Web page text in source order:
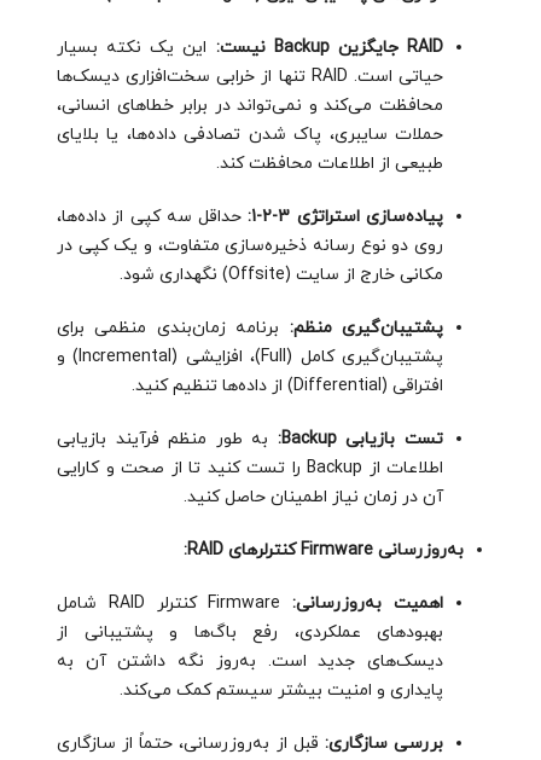
RAID جایگزین Backup نیست:
این یک نکته بسیار
حیاتی است. RAID تنها از خرابی سخت‌افزاری دیسک‌ها
محافظت می‌کند و نمی‌تواند در برابر خطاهای انسانی،
حملات سایبری، پاک شدن تصادفی داده‌ها، یا بلایای
طبیعی از اطلاعات محافظت کند.
پیاده‌سازی استراتژی 3-2-1:
حداقل سه کپی از داده‌ها،
روی دو نوع رسانه ذخیره‌سازی متفاوت، و یک کپی در
مکانی خارج از سایت (Offsite) نگهداری شود.
پشتیبان‌گیری منظم: برنامه زمان‌بندی منظمی برای
پشتیبان‌گیری کامل (Full)، افزایشی (Incremental) و
افتراقی (Differential) از داده‌ها تنظیم کنید.
تست بازیابی Backup:
به طور منظم فرآیند بازیابی
اطلاعات از Backup را تست کنید تا از صحت و کارایی
آن در زمان نیاز اطمینان حاصل کنید.
به‌روزرسانی Firmware کنترلرهای RAID:
اهمیت به‌روزرسانی:
Firmware کنترلر RAID شامل
بهبودهای عملکردی، رفع باگ‌ها و پشتیبانی از
دیسک‌های جدید است. به‌روز نگه داشتن آن به
پایداری و امنیت بیشتر سیستم کمک می‌کند.
بررسی سازگاری: قبل از به‌روزرسانی، حتماً از سازگاری